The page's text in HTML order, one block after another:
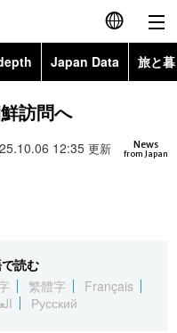
English
简体字
繁體字
العربية
Japan Data 旅と
Images
お知らせ
訪問へ
News
from Japan
12:35 更新
読む
繁體字
Français
Русский